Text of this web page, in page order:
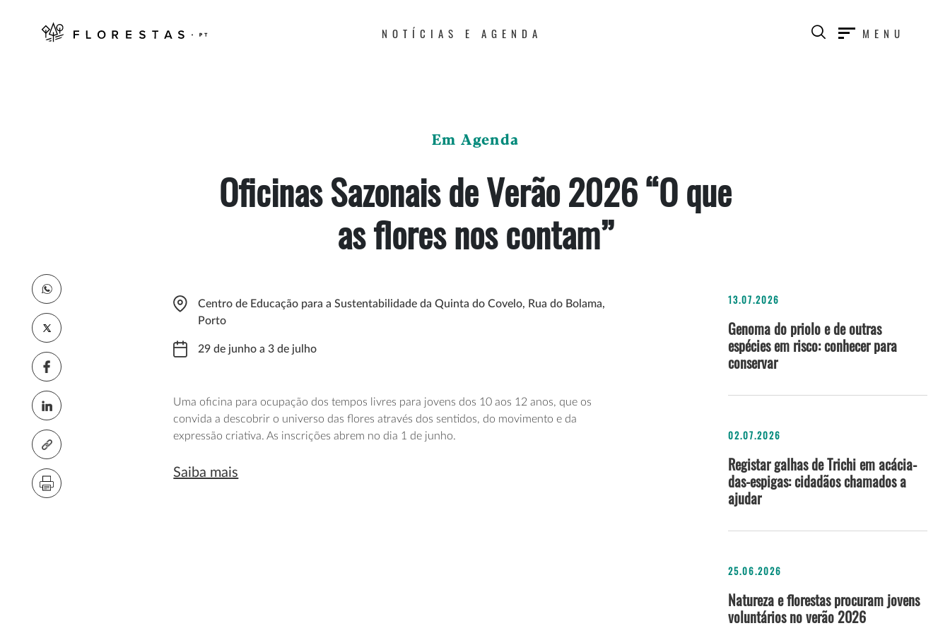
NOTÍCIAS E AGENDA MENU
Em Agenda
Oficinas Sazonais de Verão 2026 “O que
as flores nos contam”
Centro de Educação para a Sustentabilidade da Quinta do Covelo, Rua do Bolama,
Porto
29 de junho a 3 de julho
Uma oficina para ocupação dos tempos livres para jovens dos 10 aos 12 anos, que os
convida a descobrir o universo das flores através dos sentidos, do movimento e da
expressão criativa. As inscrições abrem no dia 1 de junho.
Saiba mais
13.07.2026
Genoma do priolo e de outras
espécies em risco: conhecer para
conservar
02.07.2026
Registar galhas de Trichi em acácia-
das-espigas: cidadãos chamados a
ajudar
25.06.2026
Natureza e florestas procuram jovens
voluntários no verão 2026